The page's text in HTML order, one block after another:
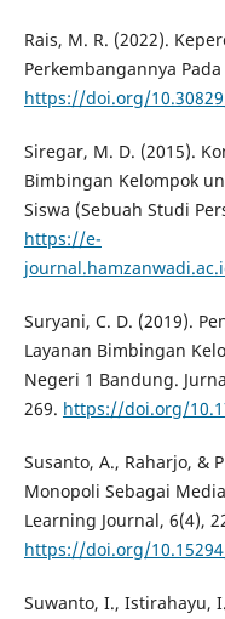
Rais, M. R. (2022).
Perkembangannya
https://doi.org/
Siregar, M. D. (2015).
Bimbingan Kelompok
Siswa (Sebuah Studi
https://e-
Suryani, C. D. (2019).
Layanan Bimbingan
Negeri 1 Bandung.
269. https://doi.org/
Susanto, A., Raharjo, &
Monopoli Sebagai
Learning Journal, 6(4),
https://doi.org/
Suwanto, I., Istirahayu,